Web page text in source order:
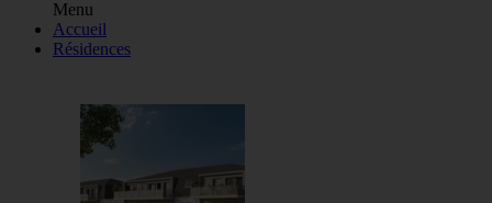
Menu
Accueil
Résidences